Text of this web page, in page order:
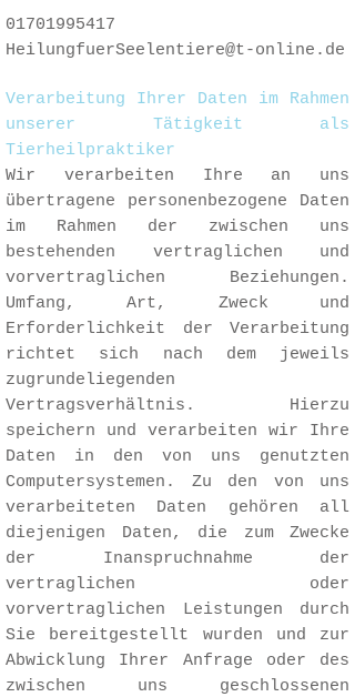
01701995417
HeilungfuerSeelentiere@t-online.de
Verarbeitung Ihrer Daten im Rahmen
unserer Tätigkeit als
Tierheilpraktiker
Wir verarbeiten Ihre an uns
übertragene personenbezogene Daten
im Rahmen der zwischen uns
bestehenden vertraglichen und
vorvertraglichen Beziehungen.
Umfang, Art, Zweck und
Erforderlichkeit der Verarbeitung
richtet sich nach dem jeweils
zugrundeliegenden
Vertragsverhältnis. Hierzu
speichern und verarbeiten wir Ihre
Daten in den von uns genutzten
Computersystemen. Zu den von uns
verarbeiteten Daten gehören all
diejenigen Daten, die zum Zwecke
der Inanspruchnahme der
vertraglichen oder
vorvertraglichen Leistungen durch
Sie bereitgestellt wurden und zur
Abwicklung Ihrer Anfrage oder des
zwischen uns geschlossenen